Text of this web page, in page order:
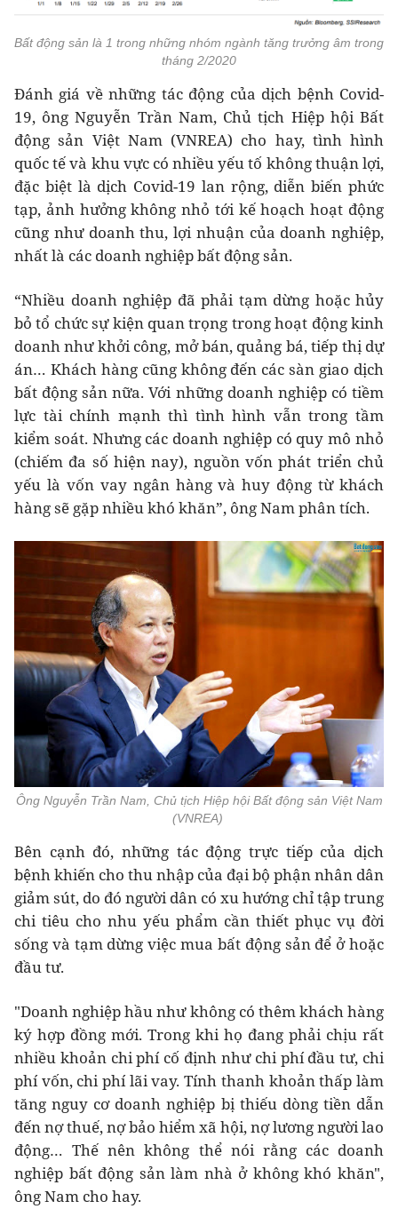
Bất động sản là 1 trong những nhóm ngành tăng trưởng âm trong
tháng 2/2020
Đánh giá về những tác động của dịch bệnh Covid-
19, ông Nguyễn Trần Nam, Chủ tịch Hiệp hội Bất
động sản Việt Nam (VNREA) cho hay, tình hình
quốc tế và khu vực có nhiều yếu tố không thuận lợi,
đặc biệt là dịch Covid-19 lan rộng, diễn biến phức
tạp, ảnh hưởng không nhỏ tới kế hoạch hoạt động
cũng như doanh thu, lợi nhuận của doanh nghiệp,
nhất là các doanh nghiệp bất động sản.
“Nhiều doanh nghiệp đã phải tạm dừng hoặc hủy
bỏ tổ chức sự kiện quan trọng trong hoạt động kinh
doanh như khởi công, mở bán, quảng bá, tiếp thị dự
án… Khách hàng cũng không đến các sàn giao dịch
bất động sản nữa. Với những doanh nghiệp có tiềm
lực tài chính mạnh thì tình hình vẫn trong tầm
kiểm soát. Nhưng các doanh nghiệp có quy mô nhỏ
(chiếm đa số hiện nay), nguồn vốn phát triển chủ
yếu là vốn vay ngân hàng và huy động từ khách
hàng sẽ gặp nhiều khó khăn”, ông Nam phân tích.
Ông Nguyễn Trần Nam, Chủ tịch Hiệp hội Bất động sản Việt Nam
(VNREA)
Bên cạnh đó, những tác động trực tiếp của dịch
bệnh khiến cho thu nhập của đại bộ phận nhân dân
giảm sút, do đó người dân có xu hướng chỉ tập trung
chi tiêu cho nhu yếu phẩm cần thiết phục vụ đời
sống và tạm dừng việc mua bất động sản để ở hoặc
đầu tư.
"Doanh nghiệp hầu như không có thêm khách hàng
ký hợp đồng mới. Trong khi họ đang phải chịu rất
nhiều khoản chi phí cố định như chi phí đầu tư, chi
phí vốn, chi phí lãi vay. Tính thanh khoản thấp làm
tăng nguy cơ doanh nghiệp bị thiếu dòng tiền dẫn
đến nợ thuế, nợ bảo hiểm xã hội, nợ lương người lao
động… Thế nên không thể nói rằng các doanh
nghiệp bất động sản làm nhà ở không khó khăn",
ông Nam cho hay.